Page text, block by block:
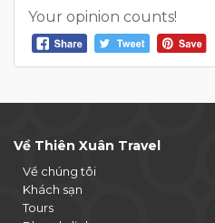
Your opinion counts!
Về Thiên Xuân Travel
Về chúng tôi
Khách sạn
Tours